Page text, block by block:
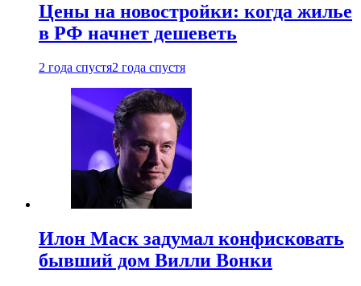
Цены на новостройки: когда жилье
в РФ начнет дешеветь
2 года спустя2 года спустя
Илон Маск задумал конфисковать
бывший дом Вилли Вонки